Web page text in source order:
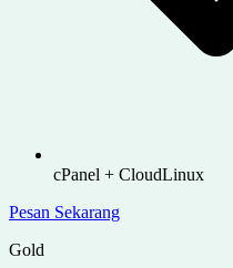
cPanel + CloudLinux
Pesan Sekarang
Gold